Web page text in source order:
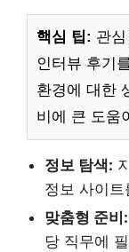
핵심 팁: 관
인터뷰 후기
환경에 대한
비에 큰 도움
정보 탐색:
정보 사이
맞춤형 준비:
당 직무에